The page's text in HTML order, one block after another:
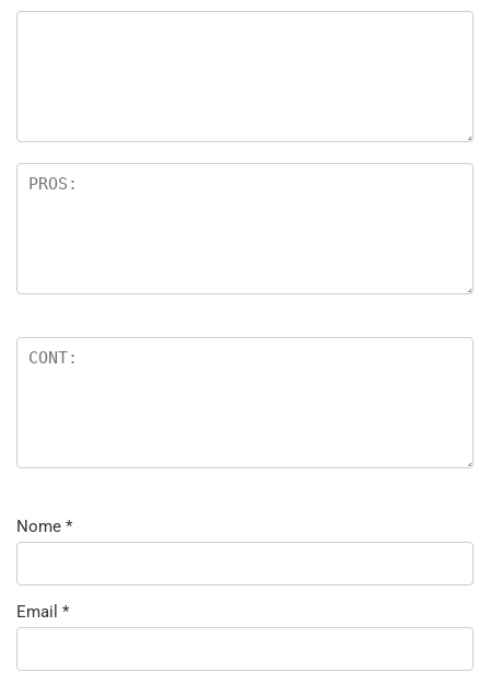
Nome *
Email *